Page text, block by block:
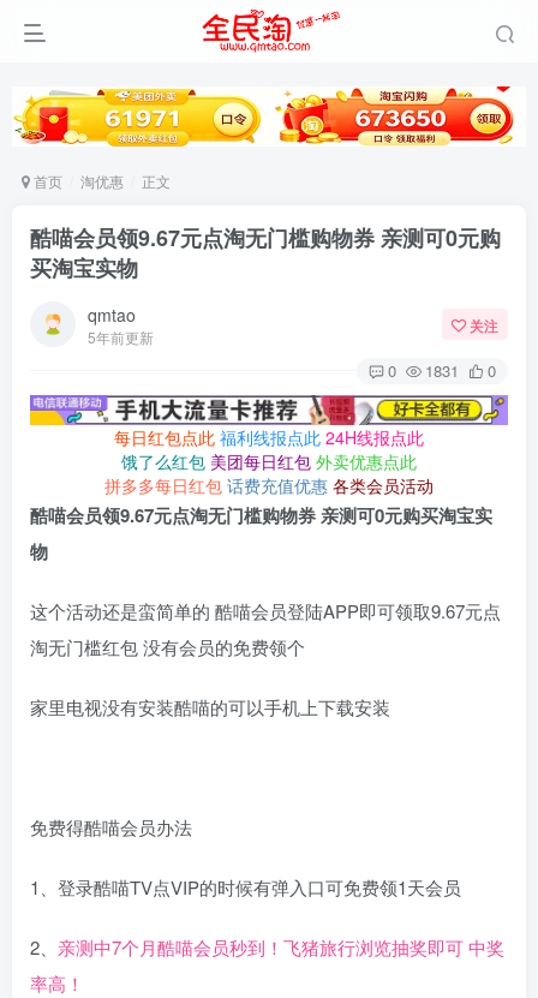
首页 淘优惠 正文
酷喵会员领9.67元点淘无门槛购物券 亲测可0元购
买淘宝实物
qmtao
5年前更新
关注
0 1831 0
每日红包点此 福利线报点此 24H线报点此
饿了么红包 美团每日红包 外卖优惠点此
拼多多每日红包 话费充值优惠 各类会员活动
酷喵会员领9.67元点淘无门槛购物券 亲测可0元购买淘宝实
物
这个活动还是蛮简单的 酷喵会员登陆APP即可领取9.67元点
淘无门槛红包 没有会员的免费领个
家里电视没有安装酷喵的可以手机上下载安装
免费得酷喵会员办法
1、登录酷喵TV点VIP的时候有弹入口可免费领1天会员
2、 亲测中7个月酷喵会员秒到！飞猪旅行浏览抽奖即可 中奖
率高！